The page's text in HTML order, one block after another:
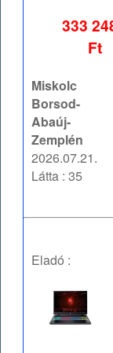
333
Ft
Miskolc
Borsod-
Abaúj-
Zemplén
2026.07.21.
Látta : 35
Eladó :